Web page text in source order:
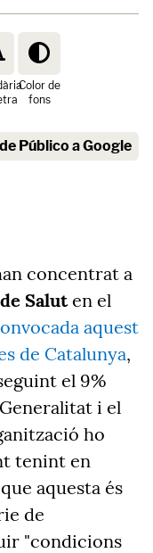
Color de
fons
Público a Google
concentrat a
Saluten el
aquest
de Catalunya,
el 9%
i el
ho
tenint en
aquesta és
de
"condicions